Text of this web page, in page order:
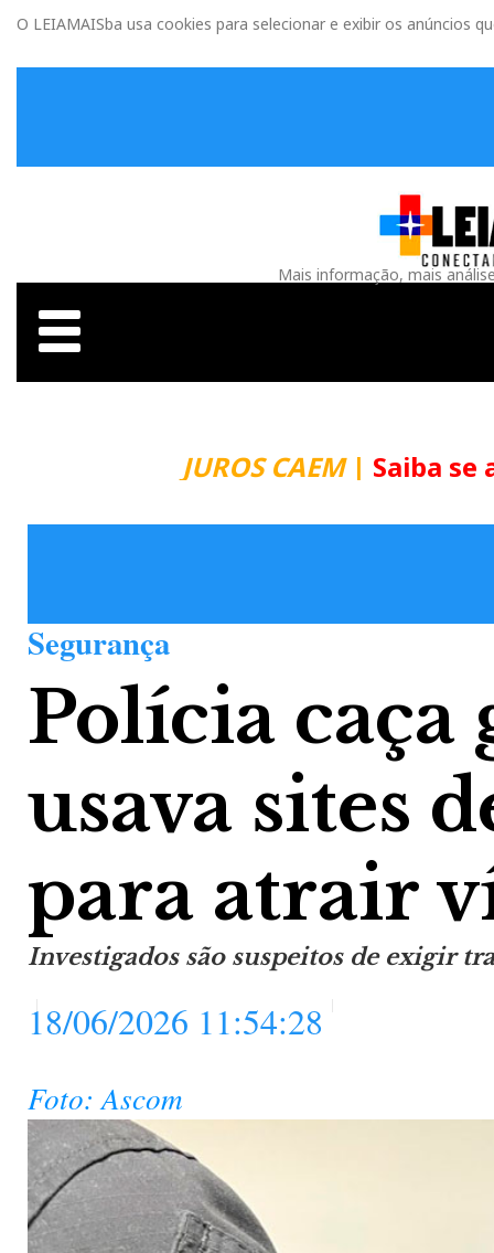
O LEIAMAISba usa cookies para selecionar e exibir os anúncios
Mais informação, mais
JUROS CAEM| Saiba se
Segurança
Polícia caça
usava sites
para atrair
Investigados são suspeitos de exigir
18/06/2026 11:54:28
Foto: Ascom